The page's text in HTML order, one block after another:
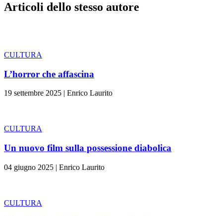
Articoli dello stesso autore
CULTURA
L’horror che affascina
19 settembre 2025 | Enrico Laurito
CULTURA
Un nuovo film sulla possessione diabolica
04 giugno 2025 | Enrico Laurito
CULTURA